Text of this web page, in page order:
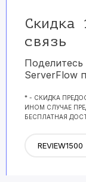
Скидка
связь
Поделитесь
ServerFlow
* - СКИДКА
ИНОМ СЛУЧАЕ
БЕСПЛАТНАЯ